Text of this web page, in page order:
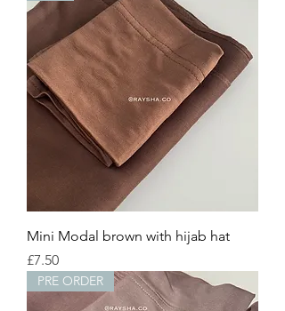
Mini Modal brown with hijab hat
Price
£7.50
PRE ORDER